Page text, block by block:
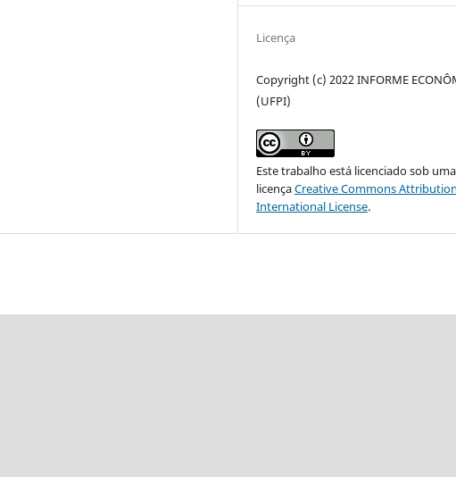
Licença
Copyright (c) 2022 INFORME
(UFPI)
Este trabalho está licenciado sob uma
licençaCreative Commons
International License.